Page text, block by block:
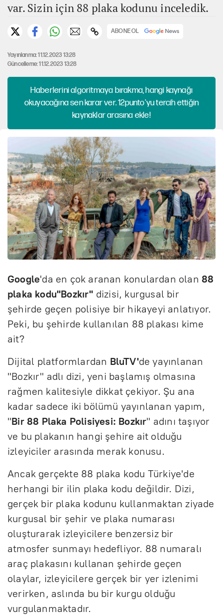
var. Sizin için 88 plaka kodunu inceledik.
ABONE OL
Yayınlanma: 11.12.2023 13:28
Güncelleme: 11.12.2023 13:28
Haberlerini algoritmaya bırakma, hangi kaynağı
okuyacağına sen karar ver. 12punto'yu tercih ettiğin
kaynaklar arasına ekle!
Google'da en çok aranan konulardan olan 88
plaka kodu"Bozkır" dizisi, kurgusal bir
şehirde geçen polisiye bir hikayeyi anlatıyor.
Peki, bu şehirde kullanılan 88 plakası kime
ait?
Dijital platformlardan BluTV'de yayınlanan
"Bozkır" adlı dizi, yeni başlamış olmasına
rağmen kalitesiyle dikkat çekiyor. Şu ana
kadar sadece iki bölümü yayınlanan yapım,
"Bir 88 Plaka Polisiyesi: Bozkır" adını taşıyor
ve bu plakanın hangi şehire ait olduğu
izleyiciler arasında merak konusu.
Ancak gerçekte 88 plaka kodu Türkiye'de
herhangi bir ilin plaka kodu değildir. Dizi,
gerçek bir plaka kodunu kullanmaktan ziyade
kurgusal bir şehir ve plaka numarası
oluşturarak izleyicilere benzersiz bir
atmosfer sunmayı hedefliyor. 88 numaralı
araç plakasını kullanan şehirde geçen
olaylar, izleyicilere gerçek bir yer izlenimi
verirken, aslında bu bir kurgu olduğu
vurgulanmaktadır.